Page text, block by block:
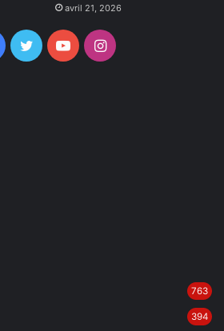
avril 21, 2026
Facebook
TwitterYouTubeInstagram
763
394